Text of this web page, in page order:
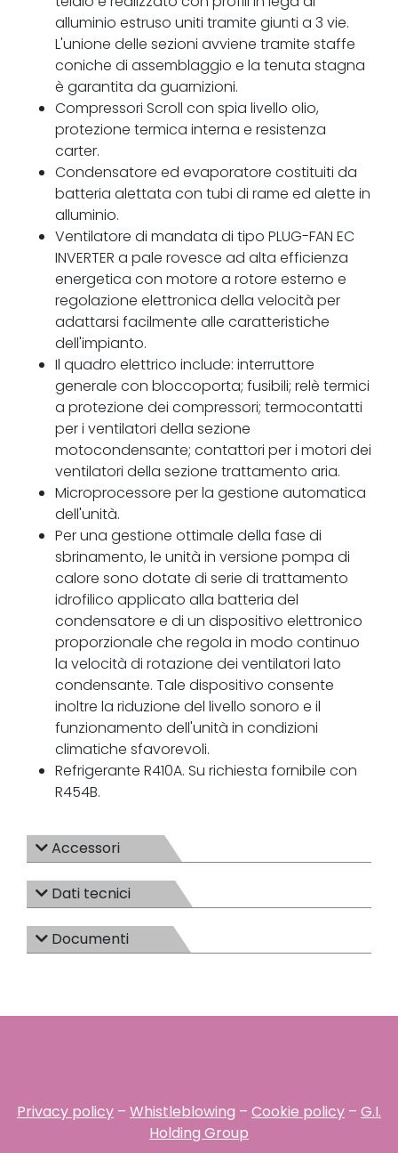
alluminio estruso uniti tramite giunti a 3 vie.
L'unione delle sezioni avviene tramite staffe
coniche di assemblaggio e la tenuta stagna
è garantita da guarnizioni.
Compressori Scroll con spia livello olio,
protezione termica interna e resistenza
carter.
Condensatore ed evaporatore costituiti da
batteria alettata con tubi di rame ed alette in
alluminio.
Ventilatore di mandata di tipo PLUG-FAN EC
INVERTER a pale rovesce ad alta efficienza
energetica con motore a rotore esterno e
regolazione elettronica della velocità per
adattarsi facilmente alle caratteristiche
dell'impianto.
Il quadro elettrico include: interruttore
generale con bloccoporta; fusibili; relè termici
a protezione dei compressori; termocontatti
per i ventilatori della sezione
motocondensante; contattori per i motori dei
ventilatori della sezione trattamento aria.
Microprocessore per la gestione automatica
dell'unità.
Per una gestione ottimale della fase di
sbrinamento, le unità in versione pompa di
calore sono dotate di serie di trattamento
idrofilico applicato alla batteria del
condensatore e di un dispositivo elettronico
proporzionale che regola in modo continuo
la velocità di rotazione dei ventilatori lato
condensante. Tale dispositivo consente
inoltre la riduzione del livello sonoro e il
funzionamento dell'unità in condizioni
climatiche sfavorevoli.
Refrigerante R410A. Su richiesta fornibile con
R454B.
Accessori
Dati tecnici
Documenti
Privacy policy – Whistleblowing – Cookie policy – G.I.
Holding Group